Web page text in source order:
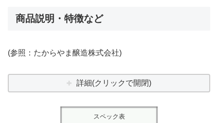
商品説明・特徴など
(参照：たからやま醸造株式会社)
詳細(クリックで開閉)
スペック表